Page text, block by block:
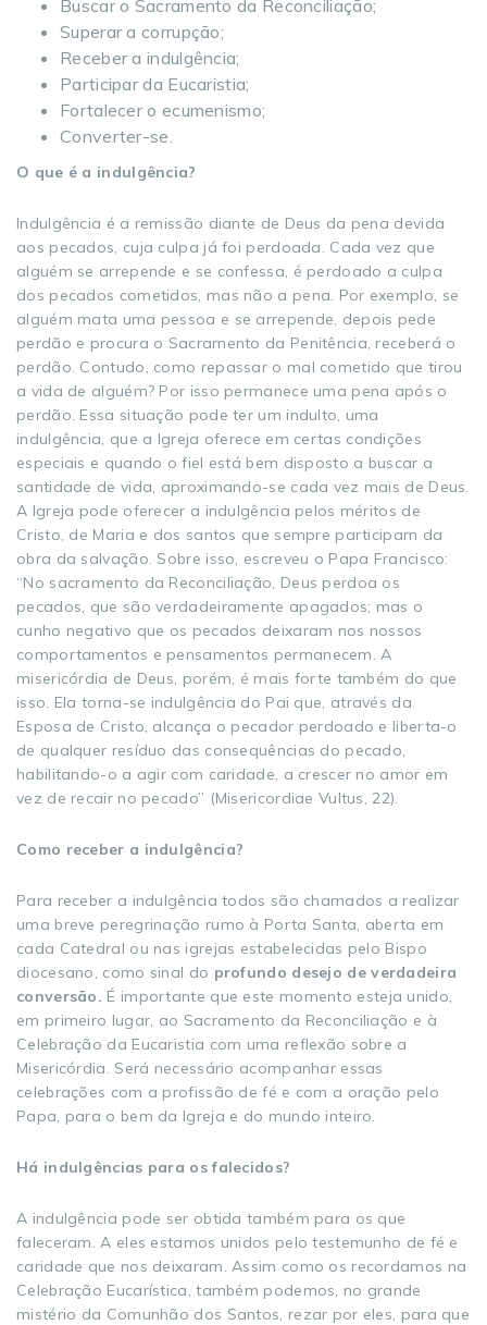
Buscar o Sacramento da Reconciliação;
Superar a corrupção;
Receber a indulgência;
Participar da Eucaristia;
Fortalecer o ecumenismo;
Converter-se.
O que é a indulgência?
Indulgência é a remissão diante de Deus da pena devida
aos pecados, cuja culpa já foi perdoada. Cada vez que
alguém se arrepende e se confessa, é perdoado a culpa
dos pecados cometidos, mas não a pena. Por exemplo, se
alguém mata uma pessoa e se arrepende, depois pede
perdão e procura o Sacramento da Penitência, receberá o
perdão. Contudo, como repassar o mal cometido que tirou
a vida de alguém? Por isso permanece uma pena após o
perdão. Essa situação pode ter um indulto, uma
indulgência, que a Igreja oferece em certas condições
especiais e quando o fiel está bem disposto a buscar a
santidade de vida, aproximando-se cada vez mais de Deus.
A Igreja pode oferecer a indulgência pelos méritos de
Cristo, de Maria e dos santos que sempre participam da
obra da salvação. Sobre isso, escreveu o Papa Francisco:
“No sacramento da Reconciliação, Deus perdoa os
pecados, que são verdadeiramente apagados; mas o
cunho negativo que os pecados deixaram nos nossos
comportamentos e pensamentos permanecem. A
misericórdia de Deus, porém, é mais forte também do que
isso. Ela torna-se indulgência do Pai que, através da
Esposa de Cristo, alcança o pecador perdoado e liberta-o
de qualquer resíduo das consequências do pecado,
habilitando-o a agir com caridade, a crescer no amor em
vez de recair no pecado” (Misericordiae Vultus, 22).
Como receber a indulgência?
Para receber a indulgência todos são chamados a realizar
uma breve peregrinação rumo à Porta Santa, aberta em
cada Catedral ou nas igrejas estabelecidas pelo Bispo
diocesano, como sinal do profundo desejo de verdadeira
conversão. É importante que este momento esteja unido,
em primeiro lugar, ao Sacramento da Reconciliação e à
Celebração da Eucaristia com uma reflexão sobre a
Misericórdia. Será necessário acompanhar essas
celebrações com a profissão de fé e com a oração pelo
Papa, para o bem da Igreja e do mundo inteiro.
Há indulgências para os falecidos?
A indulgência pode ser obtida também para os que
faleceram. A eles estamos unidos pelo testemunho de fé e
caridade que nos deixaram. Assim como os recordamos na
Celebração Eucarística, também podemos, no grande
mistério da Comunhão dos Santos, rezar por eles, para que